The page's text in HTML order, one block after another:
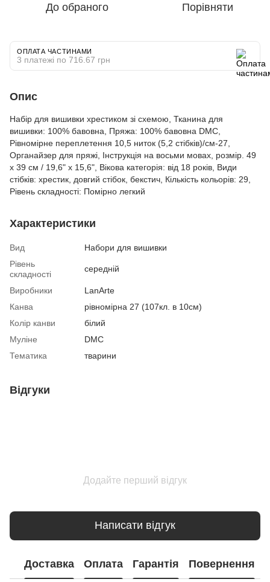
До обраного Порівняти
ОПЛАТА ЧАСТИНАМИ
3 платежі по 716.67 грн
Опис
Набір для вишивки хрестиком зі схемою, Тканина для
вишивки: 100% бавовна, Пряжа: 100% бавовна DMC,
Рівномірне переплетення 10,5 ниток (5,2 стібків)/см-27,
Органайзер для пряжі, Інструкція на восьми мовах, розмір. 49
x 39 см / 19,6" x 15,6", Вікова категорія: від 18 років, Види
стібків: хрестик, довгий стібок, бекстич, Кількість кольорів: 29,
Рівень складності: Помірно легкий
Характеристики
Вид
Набори для вишивки
Рівень
складності
середній
Виробники
LanArte
Канва
рівномірна 27 (107кл. в 10см)
Колір канви
білий
Муліне
DMC
Тематика
тварини
Відгуки
Додайте перший відгук
Написати відгук
Доставка Оплата Гарантія Повернення